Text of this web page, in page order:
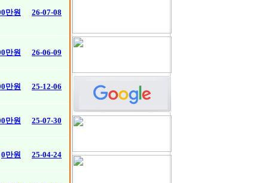
만원 26-07-08
만원 26-06-09
만원 25-12-06
만원 25-07-30
0만원 25-04-24